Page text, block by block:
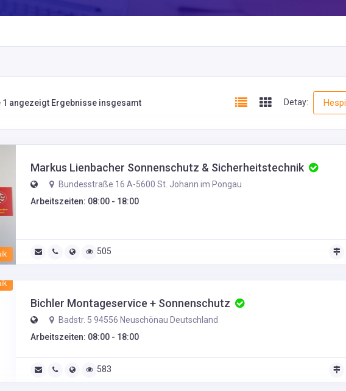
1 angezeigt Ergebnisse insgesamt Detay: Hespi
Markus Lienbacher Sonnenschutz & Sicherheitstechnik
Bundesstraße 16 A-5600 St. Johann im Pongau
Arbeitszeiten: 08:00 - 18:00
505
Bichler Montageservice + Sonnenschutz
Badstr. 5 94556 Neuschönau Deutschland
Arbeitszeiten: 08:00 - 18:00
583